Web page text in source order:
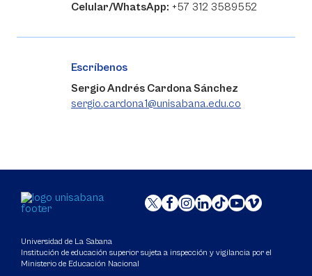
Celular/WhatsApp: +57 312 3589552
Escríbenos
Sergio Andrés Cardona Sánchez
sergio.cardona1@unisabana.edu.co
Universidad de La Sabana
Institución de educación superior sujeta a inspección y vigilancia por el
Ministerio de Educación Nacional